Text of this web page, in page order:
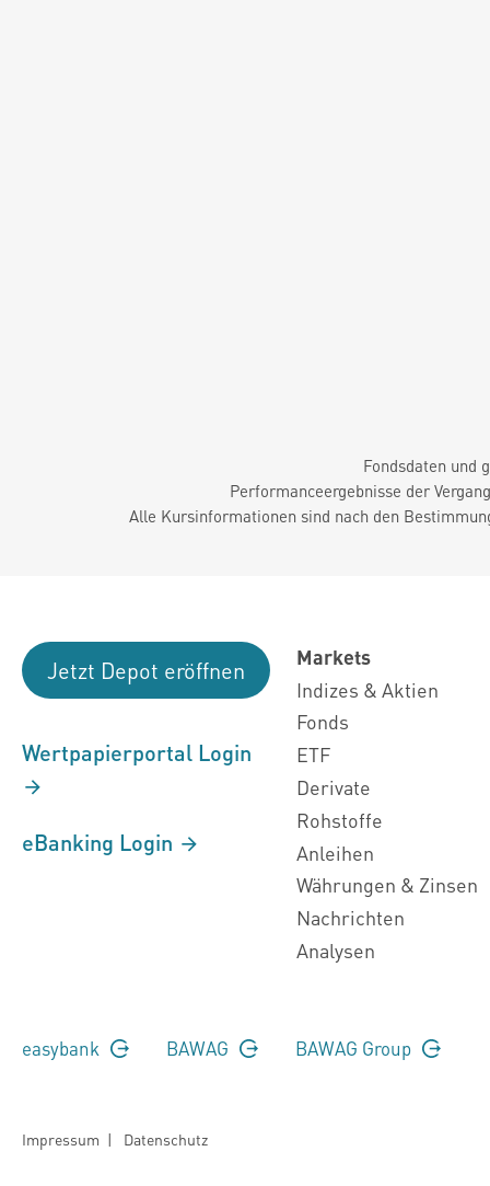
Fondsdaten und
Performanceergebnisse der
Alle Kursinformationen sind nach den
Jetzt Depot eröffnen
Wertpapierportal Login
eBanking Login
Markets
Indizes & Aktien
Fonds
ETF
Derivate
Rohstoffe
Anleihen
Währungen & Zinsen
Nachrichten
Analysen
easybank BAWAG BAWAG Group
Impressum | Datenschutz